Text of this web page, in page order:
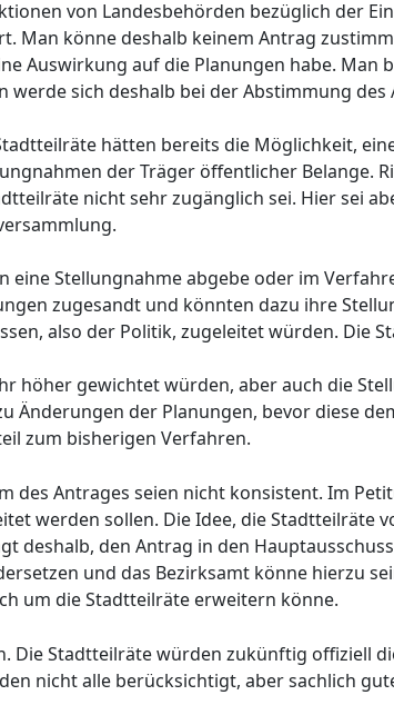
von Landesbehörden bezüglich der
könne deshalb keinem Antrag
Auswirkung auf die Planungen habe. Man
sich deshalb bei der Abstimmung des
hätten bereits die Möglichkeit,
der Träger öffentlicher Belange.
nicht sehr zugänglich sei. Hier sei
Stellungnahme abgebe oder im
zugesandt und könnten dazu ihre
also der Politik, zugeleitet würden. Die
höher gewichtet würden, aber auch die
Änderungen der Planungen, bevor diese
zum bisherigen Verfahren.
Antrages seien nicht konsistent. Im
werden sollen. Die Idee, die Stadtteilräte
deshalb, den Antrag in den
und das Bezirksamt könne hierzu
um die Stadtteilräte erweitern könne.
Die Stadtteilräte würden zukünftig offiziell
nicht alle berücksichtigt, aber sachlich